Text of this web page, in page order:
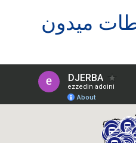
ميدون